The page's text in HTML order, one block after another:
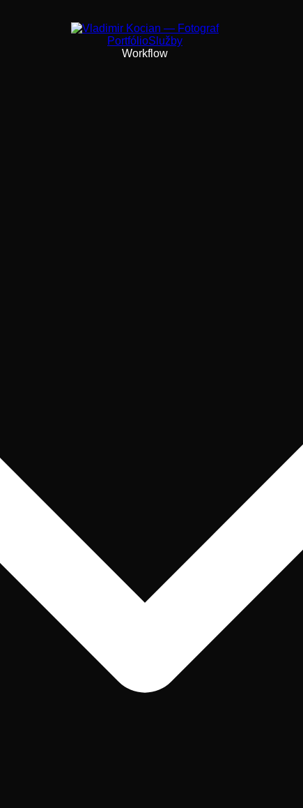
PortfólioSlužby
Workflow